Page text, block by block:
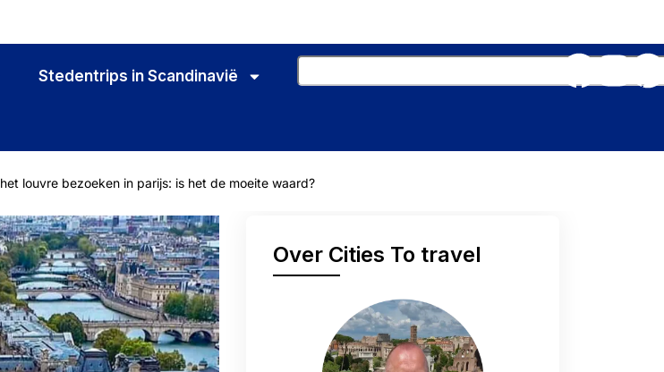
Stedentrips in Scandinavië
het louvre bezoeken in parijs: is het de moeite waard?
Over Cities To travel